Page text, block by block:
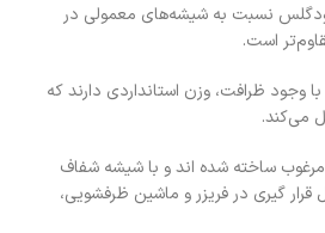
نسبت به شیشه‌های معمولی در
است.
با وجود ظرافت، وزن استانداردی دارند که
می‌کند.
ساخته شده اند و با شیشه شفاف
قرار گیری در فریزر و ماشین ظرفشویی،